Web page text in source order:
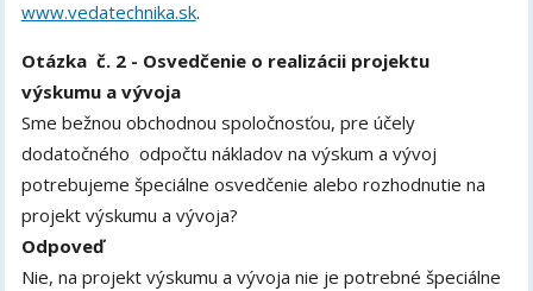
www.vedatechnika.sk.
Otázka č. 2 - Osvedčenie o realizácii projektu
výskumu a vývoja
Sme bežnou obchodnou spoločnosťou, pre účely
dodatočného odpočtu nákladov na výskum a vývoj
potrebujeme špeciálne osvedčenie alebo rozhodnutie na
projekt výskumu a vývoja?
Odpoveď
Nie, na projekt výskumu a vývoja nie je potrebné špeciálne